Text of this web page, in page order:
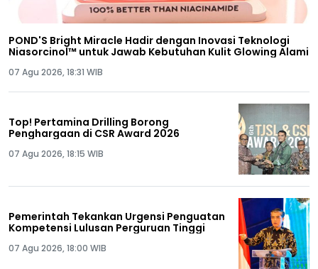
POND'S Bright Miracle Hadir dengan Inovasi Teknologi
Niasorcinol™ untuk Jawab Kebutuhan Kulit Glowing Alami
07 Agu 2026, 18:31 WIB
Top! Pertamina Drilling Borong
Penghargaan di CSR Award 2026
07 Agu 2026, 18:15 WIB
Pemerintah Tekankan Urgensi Penguatan
Kompetensi Lulusan Perguruan Tinggi
07 Agu 2026, 18:00 WIB